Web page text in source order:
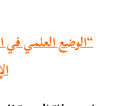
“الوضع العلمي في